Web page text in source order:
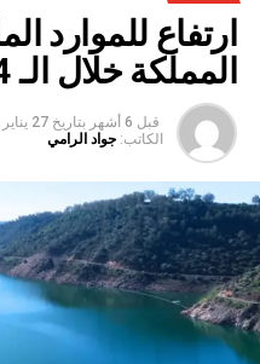
ارتفاع للموارد
المملكة خلال الـ 24 ساعة الماضية
قبل 6 أشهر بتاريخ 27 يناير 2026
الكاتب: جواد الرامي